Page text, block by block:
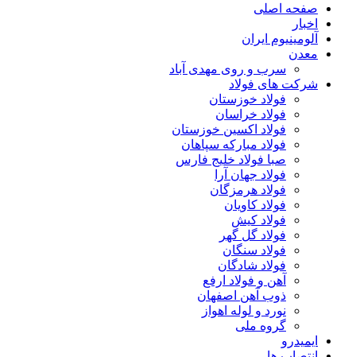
صفحه اصلی
اخبار
آلومینیوم ایران
معدن
سرب و روی مهدی آباد
شرکت های فولاد
فولاد خوزستان
فولاد خراسان
فولاد اکسین خوزستان
فولاد مبارکه سپاهان
صبا فولاد خلیج فارس
فولاد جهان آرا
فولاد هرمزگان
فولاد کاویان
فولاد کیش
فولاد گل گهر
فولاد سنگان
فولاد شادگان
آهن و فولاد ارفع
ذوب آهن اصفهان
نورد و لوله اهواز
گروه ملی
ایمیدرو